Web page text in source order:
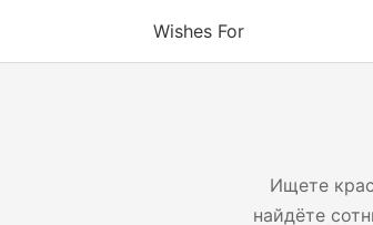
Wishes For
Ищете
найдёте